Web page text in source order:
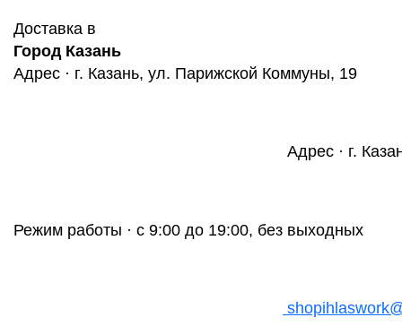
Доставка в
Город Казань
Адрес · г. Казань, ул. Парижской Коммуны, 19
Адрес · г.
Режим работы · с 9:00 до 19:00, без выходных